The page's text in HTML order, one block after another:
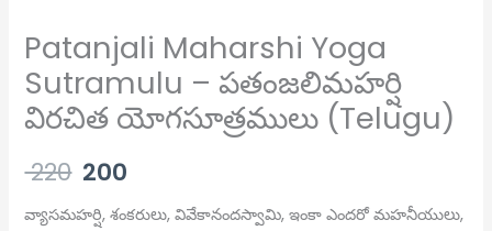
Patanjali Maharshi Yoga
Sutramulu – పతంజలిమహర్షి
విరచిత యోగసూత్రములు (Telugu)
220 200
వ్యాసమహర్షి, శంకరులు, వివేకానందస్వామి, ఇంకా ఎందరో మహనీయులు,